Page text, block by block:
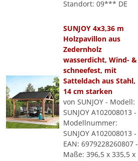
Standort: 09*** DE
SUNJOY 4x3,36 m
Holzpavillon aus
Zedernholz
wasserdicht, Wind- &
schneefest, mit
Satteldach aus Stahl,
14 cm starken
von SUNJOY - Modell:
SUNJOY A102008013 -
Modellnummer:
SUNJOY A102008013 -
EAN: 6979228260807 -
Maße: 396,5 x 335,5 x